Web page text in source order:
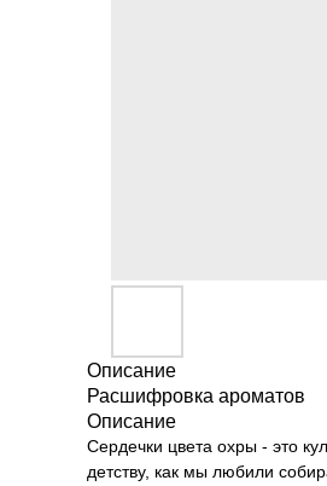
Описание
Расшифровка ароматов
Описание
Сердечки цвета охры - это
детству, как мы любили